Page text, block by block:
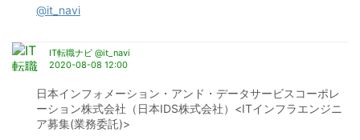
@it_navi
IT転職ナビ @it_navi
2020-08-08 12:00
日本インフォメーション・アンド・データサービスコーポレ
ーション株式会社（日本IDS株式会社）<ITインフラエンジニ
ア募集(業務委託)>